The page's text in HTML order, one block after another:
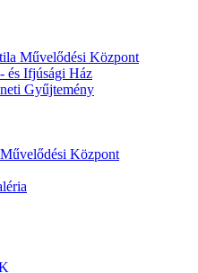
Művelődési Központ
és Ifjúsági Ház
Gyűjtemény
Központ